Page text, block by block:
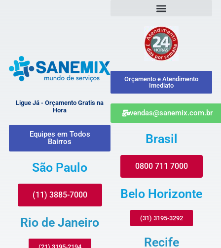
Ligue Já - Orçamento Gratis na
Hora
Equipes em Todos
Bairros
São Paulo
(11) 3885-7000
Rio de Janeiro
Orçamento e Atendimento
Imediato
vendas@sanemix.com.br
Brasil
0800 711 7000
Belo Horizonte
(31) 3195-3292
Recife